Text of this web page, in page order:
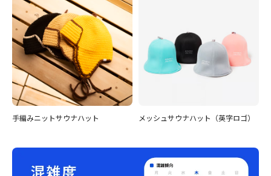
手編みニットサウナハット メッシュサウナハット（英字ロゴ）